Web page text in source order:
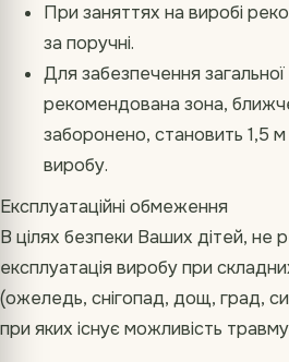
При заняттях на виробі
за поручні.
Для забезпечення
рекомендована зона,
заборонено, становить 1,5 м
виробу.
Експлуатаційні обмеження
В цілях безпеки Ваших дітей, не
експлуатація виробу при
(ожеледь, снігопад, дощ, град,
при яких існує можливість